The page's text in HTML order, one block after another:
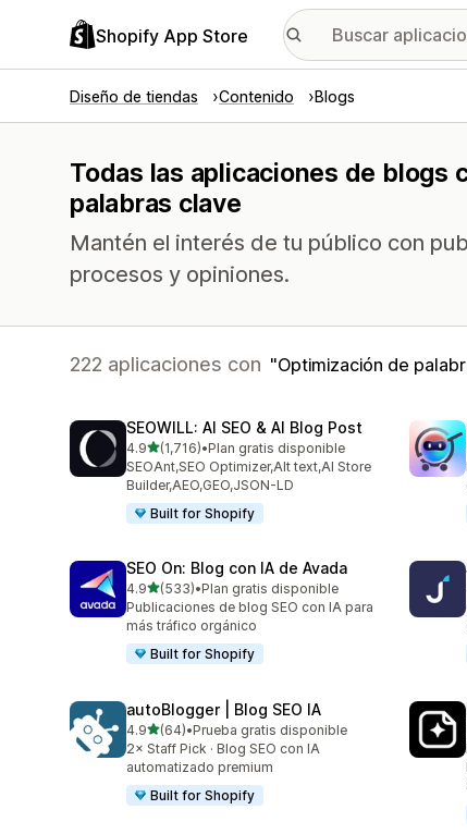
Shopify App Store
Diseño de tiendas Contenido Blogs
Todas las aplicaciones de blogs
palabras clave
Mantén el interés de tu público con
procesos y opiniones.
222 aplicaciones con Optimización de
SEOWILL: AI SEO & AI Blog Post
4.9de 5 estrellas
(1,716)
1716 reseñas en total
•Plan gratis disponible
SEOAnt,SEO Optimizer,Alt text,AI Store
Builder,AEO,GEO,JSON-LD
Built for Shopify
SEO On: Blog con IA de Avada
4.9de 5 estrellas
(533)
533 reseñas en total
•Plan gratis disponible
Publicaciones de blog SEO con IA para
más tráfico orgánico
Built for Shopify
autoBlogger | Blog SEO IA
4.9de 5 estrellas
(64)
64 reseñas en total
•Prueba gratis disponible
2× Staff Pick · Blog SEO con IA
automatizado premium
Built for Shopify